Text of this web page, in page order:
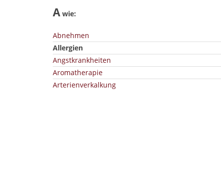
A wie:
Abnehmen
Allergien
Angstkrankheiten
Aromatherapie
Arterienverkalkung